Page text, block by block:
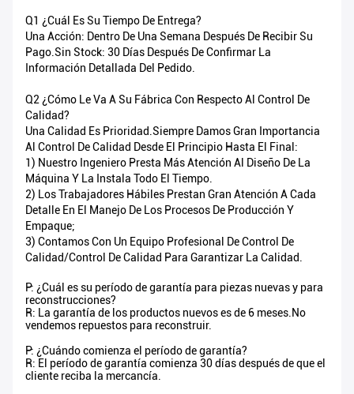
Q1 ¿Cuál Es Su Tiempo De Entrega?
Una Acción: Dentro De Una Semana Después De Recibir Su
Pago.Sin Stock: 30 Días Después De Confirmar La
Información Detallada Del Pedido.
Q2 ¿Cómo Le Va A Su Fábrica Con Respecto Al Control De
Calidad?
Una Calidad Es Prioridad.Siempre Damos Gran Importancia
Al Control De Calidad Desde El Principio Hasta El Final:
1) Nuestro Ingeniero Presta Más Atención Al Diseño De La
Máquina Y La Instala Todo El Tiempo.
2) Los Trabajadores Hábiles Prestan Gran Atención A Cada
Detalle En El Manejo De Los Procesos De Producción Y
Empaque;
3) Contamos Con Un Equipo Profesional De Control De
Calidad/control De Calidad Para Garantizar La Calidad.
P: ¿Cuál es su período de garantía para piezas nuevas y para
reconstrucciones?
R: La garantía de los productos nuevos es de 6 meses.No
vendemos repuestos para reconstruir.
P: ¿Cuándo comienza el período de garantía?
R: El período de garantía comienza 30 días después de que el
cliente reciba la mercancía.